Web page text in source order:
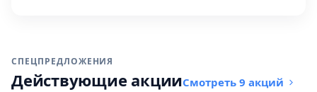
СПЕЦПРЕДЛОЖЕНИЯ
Действующие акцииСмотреть 9 акций